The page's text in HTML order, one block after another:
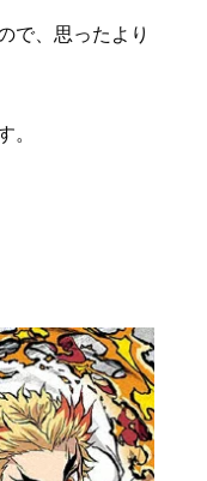
で、思ったより
。